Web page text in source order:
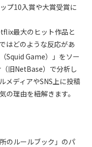
プ10入賞や大賞受賞に
最大のヒット作品と
はどのような反応があ
Squid Game）」をソー
旧NetBase）で分析し
メディアやSNS上に投稿
の理由を紐解きます。
のルールブック」のパ